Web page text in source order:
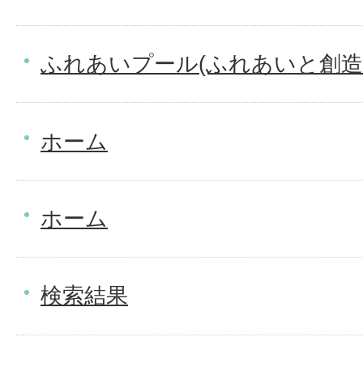
ふれあいプール(ふれあいと創
ホーム
ホーム
検索結果